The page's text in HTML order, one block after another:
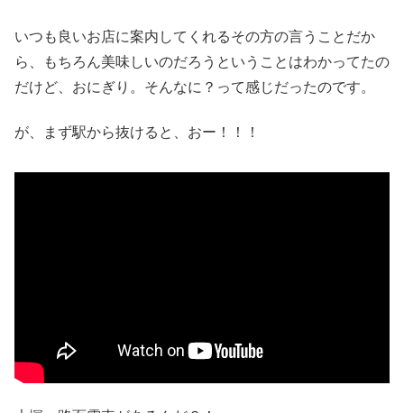
いつも良いお店に案内してくれるその方の言うことだか
ら、もちろん美味しいのだろうということはわかってたの
だけど、おにぎり。そんなに？って感じだったのです。
が、まず駅から抜けると、おー！！！